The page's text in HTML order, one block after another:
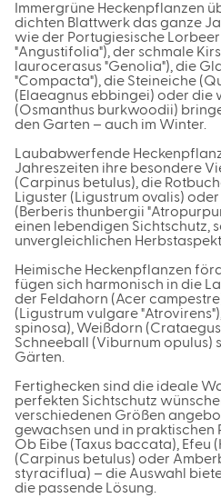
Immergrüne Heckenpflanzen
dichten Blattwerk das ganze
wie der Portugiesische
"Angustifolia"), der schmale
laurocerasus "Genolia"), die
"Compacta"), die Steineiche
(Elaeagnus ebbingei) oder
(Osmanthus burkwoodii)
den Garten – auch im Winter.
Laubabwerfende
Jahreszeiten ihre besondere
(Carpinus betulus), die
Liguster (Ligustrum ovalis)
(Berberis thunbergii
einen lebendigen Sichtschutz,
unvergleichlichen
Heimische Heckenpflanzen
fügen sich harmonisch in die
der Feldahorn (Acer
(Ligustrum vulgare
spinosa), Weißdorn
Schneeball (Viburnum opulus)
Gärten.
Fertighecken sind die ideale
perfekten Sichtschutz
verschiedenen Größen
gewachsen und in praktischen
Ob Eibe (Taxus baccata), Efeu
(Carpinus betulus) oder
styraciflua) – die Auswahl
die passende Lösung.